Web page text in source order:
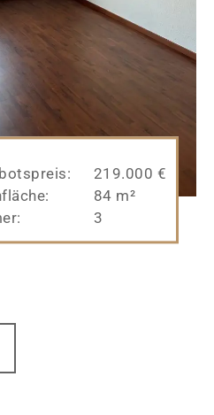
219.000 €
84 m²
3